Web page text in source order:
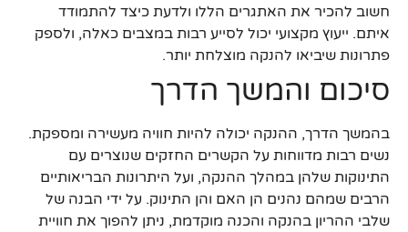
חשוב להכיר את האתגרים הללו ולדעת כיצד להתמודד
איתם. ייעוץ מקצועי יכול לסייע רבות במצבים כאלה, ולספק
פתרונות שיביאו להנקה מוצלחת יותר.
סיכום והמשך הדרך
בהמשך הדרך, ההנקה יכולה להיות חוויה מעשירה ומספקת.
נשים רבות מדווחות על הקשרים החזקים שנוצרים עם
התינוקות שלהן במהלך ההנקה, ועל היתרונות הבריאותיים
הרבים שמהם נהנים הן האם והן התינוק. על ידי הבנה של
שלבי ההריון בהנקה והכנה מוקדמת, ניתן להפוך את חוויית